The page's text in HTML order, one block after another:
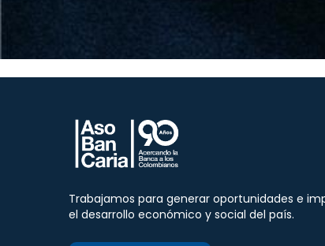
Trabajamos para generar oportunidades e
el desarrollo económico y social del país.